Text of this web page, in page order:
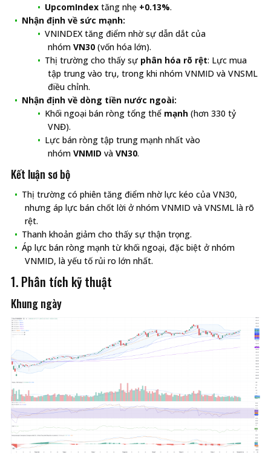
UpcomIndex tăng nhẹ +0.13%.
Nhận định về sức mạnh:
VNINDEX tăng điểm nhờ sự dẫn dắt của
nhóm VN30 (vốn hóa lớn).
Thị trường cho thấy sự phân hóa rõ rệt: Lực mua
tập trung vào trụ, trong khi nhóm VNMID và VNSML
điều chỉnh.
Nhận định về dòng tiền nước ngoài:
Khối ngoại bán ròng tổng thể mạnh (hơn 330 tỷ
VNĐ).
Lực bán ròng tập trung mạnh nhất vào
nhóm VNMID và VN30.
Kết luận sơ bộ
Thị trường có phiên tăng điểm nhờ lực kéo của VN30,
nhưng áp lực bán chốt lời ở nhóm VNMID và VNSML là rõ
rệt.
Thanh khoản giảm cho thấy sự thận trọng.
Áp lực bán ròng mạnh từ khối ngoại, đặc biệt ở nhóm
VNMID, là yếu tố rủi ro lớn nhất.
1. Phân tích kỹ thuật
Khung ngày